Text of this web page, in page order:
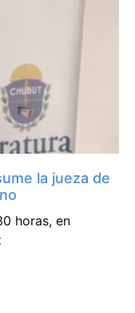
la jueza de
horas, en